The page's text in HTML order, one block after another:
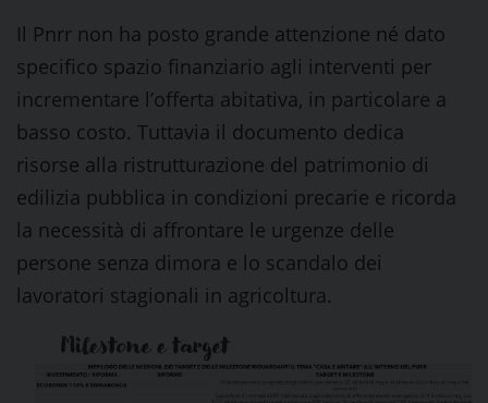
Il Pnrr non ha posto grande attenzione né dato
specifico spazio finanziario agli interventi per
incrementare l’offerta abitativa, in particolare a
basso costo. Tuttavia il documento dedica
risorse alla ristrutturazione del patrimonio di
edilizia pubblica in condizioni precarie e ricorda
la necessità di affrontare le urgenze delle
persone senza dimora e lo scandalo dei
lavoratori stagionali in agricoltura.